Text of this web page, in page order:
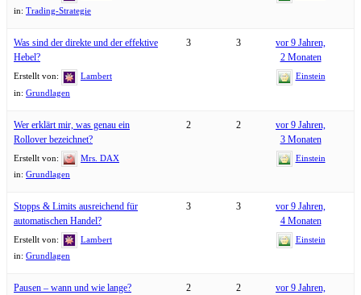
in: Trading-Strategie
Was sind der direkte und der effektive
Hebel?
Erstellt von:
Lambert
in: Grundlagen
3 3
vor 9 Jahren,
2 Monaten
Einstein
Wer erklärt mir, was genau ein
Rollover bezeichnet?
Erstellt von:
Mrs. DAX
in: Grundlagen
2 2
vor 9 Jahren,
3 Monaten
Einstein
Stopps & Limits ausreichend für
automatischen Handel?
Erstellt von:
Lambert
in: Grundlagen
3 3
vor 9 Jahren,
4 Monaten
Einstein
Pausen – wann und wie lange? 2 2
vor 9 Jahren,